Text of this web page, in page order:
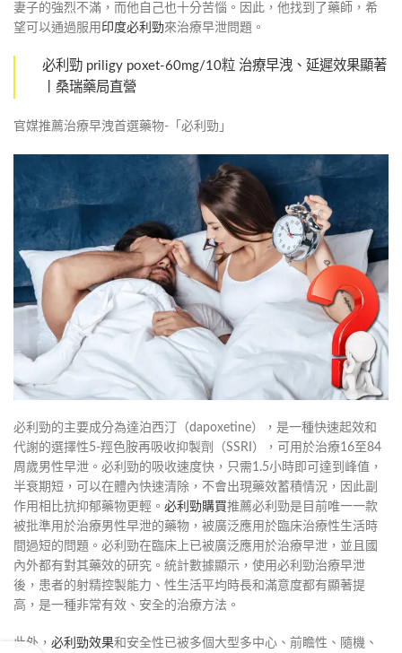
妻子的強烈不滿，而他自己也十分苦惱。因此，他找到了藥師，希
望可以通過服用 印度必利勁來治療早泄問題。
必利勁 priligy poxet-60mg/10粒 治療早洩、延遲效果顯著
丨桑瑞藥局直營
官媒推薦治療早洩首選藥物-「必利勁」
必利勁的主要成分為達泊西汀（dapoxetine），是一種快速起效和
代謝的選擇性5-羥色胺再吸收抑製劑（SSRI），可用於治療16至84
周歲男性早泄。必利勁的吸收速度快，只需1.5小時即可達到峰值，
半衰期短，可以在體內快速清除，不會出現藥效蓄積情況，因此副
作用相比抗抑郁藥物更輕。 必利勁購買推薦必利勁是目前唯一一款
被批準用於治療男性早泄的藥物，被廣泛應用於臨床治療性生活時
間過短的問題。必利勁在臨床上已被廣泛應用於治療早泄，並且國
內外都有對其藥效的研究。統計數據顯示，使用必利勁治療早泄
後，患者的射精控製能力、性生活平均時長和滿意度都有顯著提
高，是一種非常有效、安全的治療方法。
此外， 必利勁效果和安全性已被多個大型多中心、前瞻性、隨機、